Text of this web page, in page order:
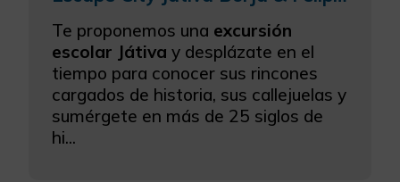
Te proponemos una excursión
escolar Játiva y desplázate en el
tiempo para conocer sus rincones
cargados de historia, sus callejuelas y
sumérgete en más de 25 siglos de
hi...